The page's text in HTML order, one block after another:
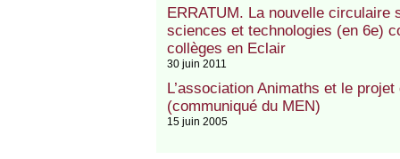
ERRATUM. La nouvelle circulaire
sciences et technologies (en 6e)
collèges en Eclair
30 juin 2011
L’association Animaths et le projet
(communiqué du MEN)
15 juin 2005